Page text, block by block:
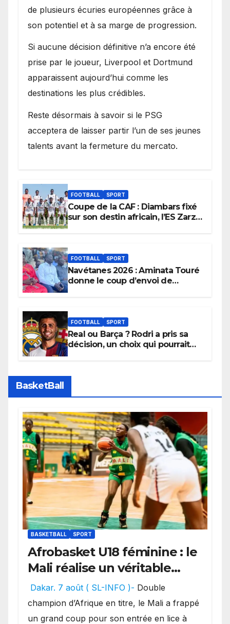
de plusieurs écuries européennes grâce à
son potentiel et à sa marge de progression.
Si aucune décision définitive n’a encore été
prise par le joueur, Liverpool et Dortmund
apparaissent aujourd’hui comme les
destinations les plus crédibles.
Reste désormais à savoir si le PSG
acceptera de laisser partir l’un de ses jeunes
talents avant la fermeture du mercato.
FOOTBALL SPORT
Coupe de la CAF : Diambars fixé
sur son destin africain, l’ES Zarzis
FOOTBALL SPORT
Navétanes 2026 : Aminata Touré
donne le coup d’envoi de
apaisées.
FOOTBALL SPORT
Real ou Barça ? Rodri a pris sa
décision, un choix qui pourrait
BasketBall
BASKETBALL SPORT
Afrobasket U18 féminine : le
Mali réalise un véritable
festival offensif et inflige
une lourde défaite au
Bénin.
Dakar. 7 août ( SL-INFO )- Double
champion d’Afrique en titre, le Mali a frappé
un grand coup pour son entrée en lice à